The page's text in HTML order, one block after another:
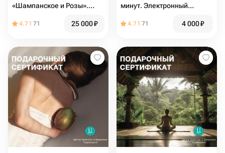
«Шампанское и Розы».
спа-сертификат
4.71 71 25 000₽
минут. Электронный
СПА4.71 71 4 000₽